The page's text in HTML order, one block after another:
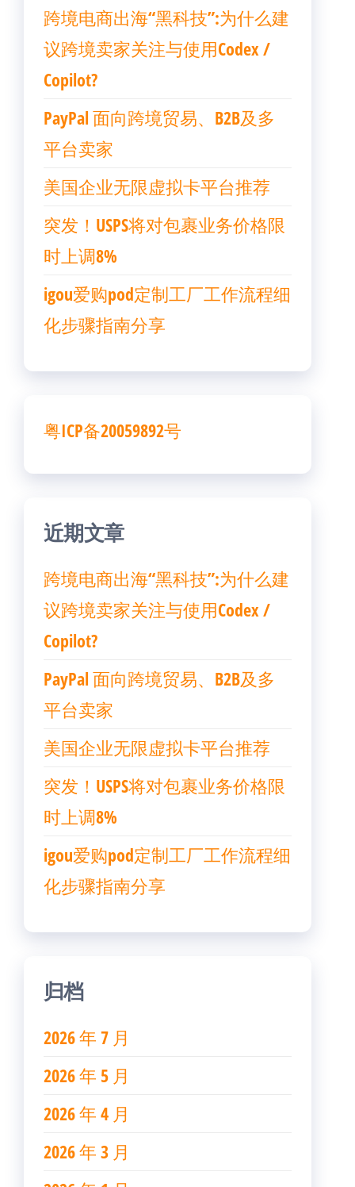
跨境电商出海“黑科技”:为什么建
议跨境卖家关注与使用Codex /
Copilot?
PayPal 面向跨境贸易、B2B及多
平台卖家
美国企业无限虚拟卡平台推荐
突发！USPS将对包裹业务价格限
时上调8%
igou爱购pod定制工厂工作流程细
化步骤指南分享
粤ICP备20059892号
近期文章
跨境电商出海“黑科技”:为什么建
议跨境卖家关注与使用Codex /
Copilot?
PayPal 面向跨境贸易、B2B及多
平台卖家
美国企业无限虚拟卡平台推荐
突发！USPS将对包裹业务价格限
时上调8%
igou爱购pod定制工厂工作流程细
化步骤指南分享
归档
2026 年 7 月
2026 年 5 月
2026 年 4 月
2026 年 3 月